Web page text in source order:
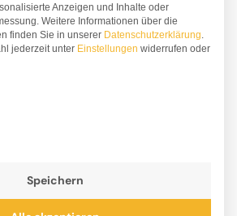
Anzeigen und Inhalte oder
Weitere Informationen über die
finden Sie in unserer Datenschutzerklärung.
jederzeit unter Einstellungen widerrufen oder
der Service-Gruppen, für die
Speichern